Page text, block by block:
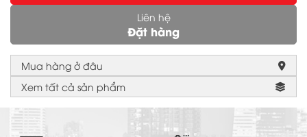
Liên hệ
Đặt hàng
Mua hàng ở đâu
Xem tất cả sản phẩm
GỬI ĐI